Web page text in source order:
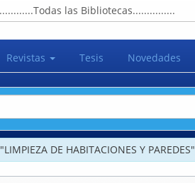
Revistas Tesis Novedades
"LIMPIEZA DE HABITACIONES Y PAREDES"